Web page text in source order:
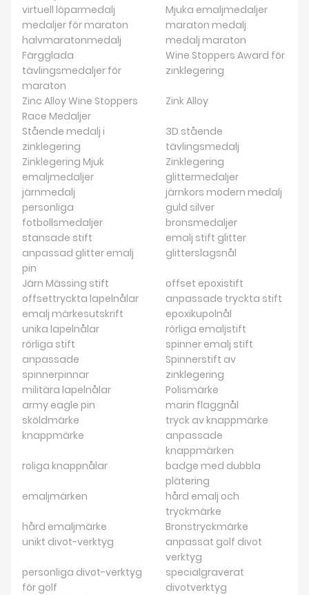
virtuell löparmedalj
Mjuka emaljmedaljer
medaljer för maraton
maraton medalj
halvmaratonmedalj
medalj maraton
Färgglada
tävlingsmedaljer för
maraton
Wine Stoppers Award för
zinklegering
Zinc Alloy Wine Stoppers
Race Medaljer
Zink Alloy
Stående medalj i
zinklegering
3D stående
tävlingsmedalj
Zinklegering Mjuk
emaljmedaljer
Zinklegering
glittermedaljer
järnmedalj
järnkors modern medalj
personliga
fotbollsmedaljer
guld silver
bronsmedaljer
stansade stift
emalj stift glitter
anpassad glitter emalj
pin
glitterslagsnål
Järn Mässing stift
offset epoxistift
offsettryckta lapelnålar
anpassade tryckta stift
emalj märkesutskrift
epoxikupolnål
unika lapelnålar
rörliga emaljstift
rörliga stift
spinner emalj stift
anpassade
spinnerpinnar
Spinnerstift av
zinklegering
militära lapelnålar
Polismärke
army eagle pin
marin flaggnål
sköldmärke
tryck av knappmärke
knappmärke
anpassade
knappmärken
roliga knappnålar
badge med dubbla
plätering
emaljmärken
hård emalj och
tryckmärke
hård emaljmärke
Bronstryckmärke
unikt divot-verktyg
anpassat golf divot
verktyg
personliga divot-verktyg
för golf
specialgraverat
divotverktyg